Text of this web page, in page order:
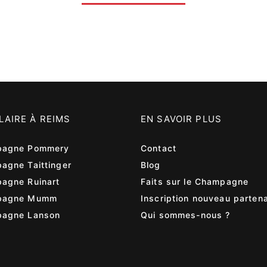
À REIMS
Pommery
Taittinger
Ruinart
Mumm
Lanson
EN SAVOIR PLUS
Contact
Blog
Faits sur le Champagne
Inscription nouveau
Qui sommes-nous ?